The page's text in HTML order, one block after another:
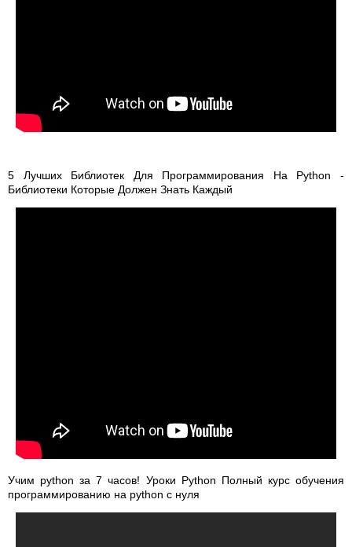
5 Лучших Библиотек Для Программирования На Python -
Библиотеки Которые Должен Знать Каждый
Учим python за 7 часов! Уроки Python Полный курс обучения
программированию на python с нуля